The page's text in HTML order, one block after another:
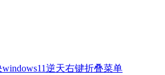
逆天右键折叠菜单